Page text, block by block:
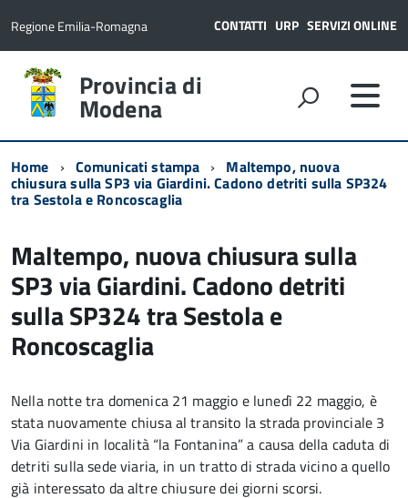
Regione Emilia-Romagna CONTATTI URP SERVIZI ONLINE
Provincia di
Modena
Home Comunicati stampa Maltempo, nuova
chiusura sulla SP3 via Giardini. Cadono detriti sulla SP324
tra Sestola e Roncoscaglia
Maltempo, nuova chiusura sulla
SP3 via Giardini. Cadono detriti
sulla SP324 tra Sestola e
Roncoscaglia
Nella notte tra domenica 21 maggio e lunedì 22 maggio, è
stata nuovamente chiusa al transito la strada provinciale 3
Via Giardini in località “la Fontanina” a causa della caduta di
detriti sulla sede viaria, in un tratto di strada vicino a quello
già interessato da altre chiusure dei giorni scorsi.